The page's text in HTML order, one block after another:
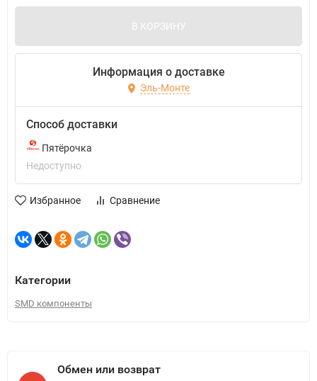
В КОРЗИНУ
Информация о доставке
Эль-Монте
Способ доставки
Пятёрочка
Недоступно
Избранное Сравнение
Категории
SMD компоненты
Обмен или возврат